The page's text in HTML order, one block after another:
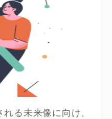
る未来像に向け、